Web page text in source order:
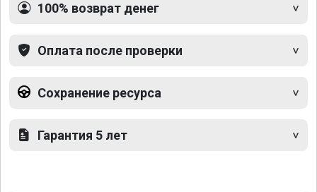
100% возврат денег
Оплата после проверки
Сохранение ресурса
Гарантия 5 лет